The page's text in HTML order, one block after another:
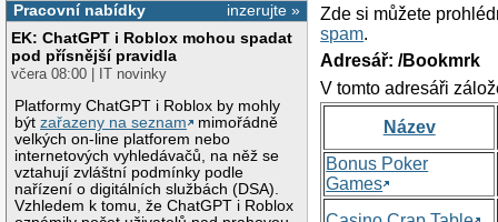
inzerujte »
Pracovní nabídky
EK: ChatGPT i Roblox mohou spadat
pod přísnější pravidla
včera 08:00 | IT novinky
Platformy ChatGPT i Roblox by mohly
býtzařazeny na seznam
mimořádně
velkých on-line platforem nebo
internetových vyhledávačů, na něž se
vztahují zvláštní podmínky podle
nařízení o digitálních službách (DSA).
Vzhledem k tomu, že ChatGPT i Roblox
Zde si můžete
spam.
Adresář: /Bookmrk
V tomto adresáři
Název
Bonus Poker
Games